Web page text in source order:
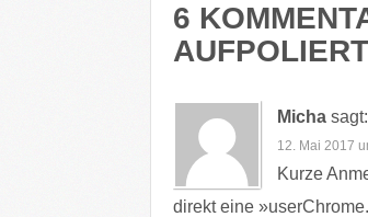
6
AUFPOLIERT
Micha sagt:
12. Mai 2017
Kurze
direkt eine